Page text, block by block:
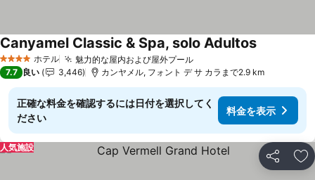
4 ホテルのランク
ホテル 魅力的な屋内および屋外プール料金を表示
Canyamel Classic & Spa, solo Adultos料金を表示
7.7 良い 3,446 カンヤメル, フォント デ サ カラまで2.9 km
正確な料金を確認するには日付を選択してく
ださい
料金を表示
シェア お
人気施設